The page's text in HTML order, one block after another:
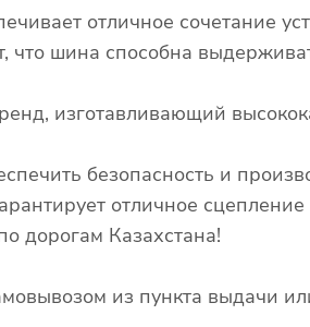
отличное сочетание
что шина способна
изготавливающий
безопасность и
отличное
дорогам Казахстана!
из пункта выдачи